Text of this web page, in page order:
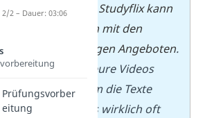
SchülerInnen, Studyflixkann
echt mithalten mit den
kostenpflichtigen Angeboten.
Ich habe mir eure Videos
(bzw. vor allem die Texte
darunter) teils wirklich oft
2/2 – Dauer: 03:06
Prüfungsvorber
eitung